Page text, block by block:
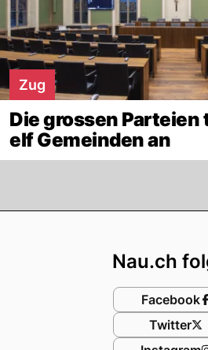
Zug
Die grossen Parteien
elf Gemeinden an
Nau.ch
Facebook
Twitter